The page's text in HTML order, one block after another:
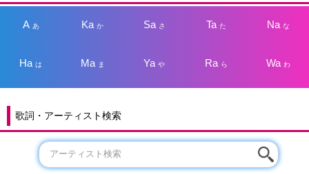
A あ Kaか Sa さ Taた Na な
Haは Ma ま Yaや Ra ら Wa わ
歌詞・アーティスト検索